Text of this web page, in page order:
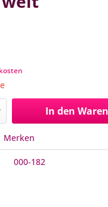
In den
Merken
000-182